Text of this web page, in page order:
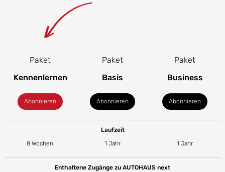
Paket
Kennenlernen
Abonnieren
Paket
Basis
Abonnieren
Paket
Business
Abonnieren
Laufzeit
8 Wochen
1 Jahr 1 Jahr
Enthaltene Zugänge zu AUTOHAUS next